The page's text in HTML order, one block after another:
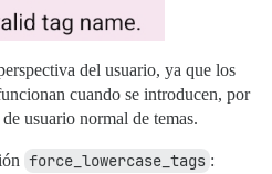
del usuario, ya que los
cuando se introducen, por
usuario normal de temas.
force_lowercase_tags :